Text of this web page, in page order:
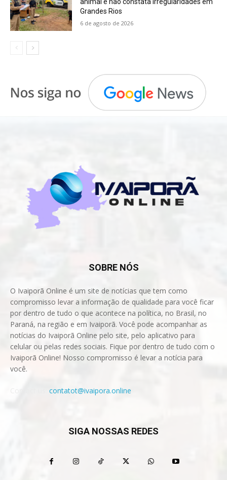
Grandes Rios
6 de agosto de 2026
SOBRE NÓS
O Ivaiporã Online é um site de notícias que tem como
compromisso levar a informação de qualidade para você ficar
por dentro de tudo o que acontece na política, no Brasil, no
Paraná, na região e em Ivaiporã. Você pode acompanhar as
notícias do Ivaiporã Online pelo site, pelo aplicativo para
celular ou pelas redes sociais. Fique por dentro de tudo com o
Ivaiporã Online! Nosso compromisso é levar a notícia para
você.
contatot@ivaipora.online
SIGA NOSSAS REDES